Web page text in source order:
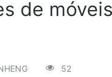
de
52